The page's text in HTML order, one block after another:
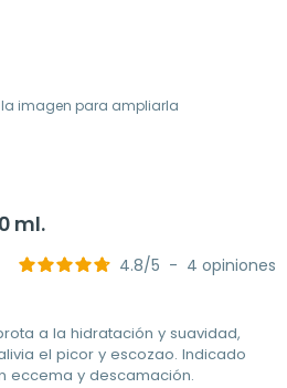
la imagen para ampliarla
ml.
4.8/5 - 4 opiniones
a la hidratación y suavidad,
el picor y escozao. Indicado
eccema y descamación.